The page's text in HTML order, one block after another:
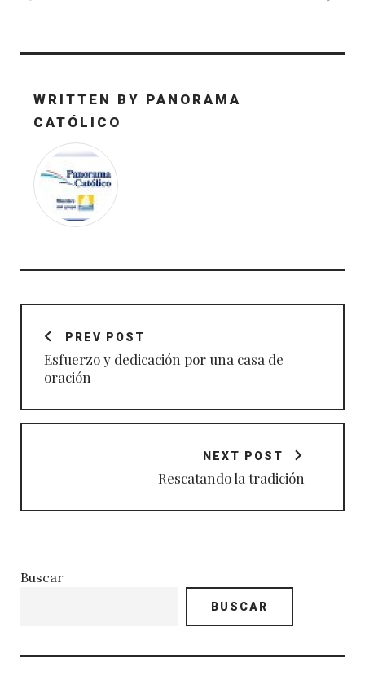
WRITTEN BY PANORAMA
CATÓLICO
Navegación
entradasPREV POST
Esfuerzo y dedicación por una casa de
oración
NEXT POST
Rescatando la tradición
Buscar
BUSCAR